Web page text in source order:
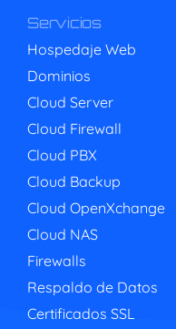
Servicios
Hospedaje Web
Dominios
Cloud Server
Cloud Firewall
Cloud PBX
Cloud Backup
Cloud OpenXchange
Cloud NAS
Firewalls
Respaldo de Datos
Certificados SSL